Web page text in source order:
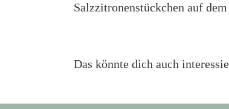
Salzzitronenstückchen auf
Das könnte dich auch